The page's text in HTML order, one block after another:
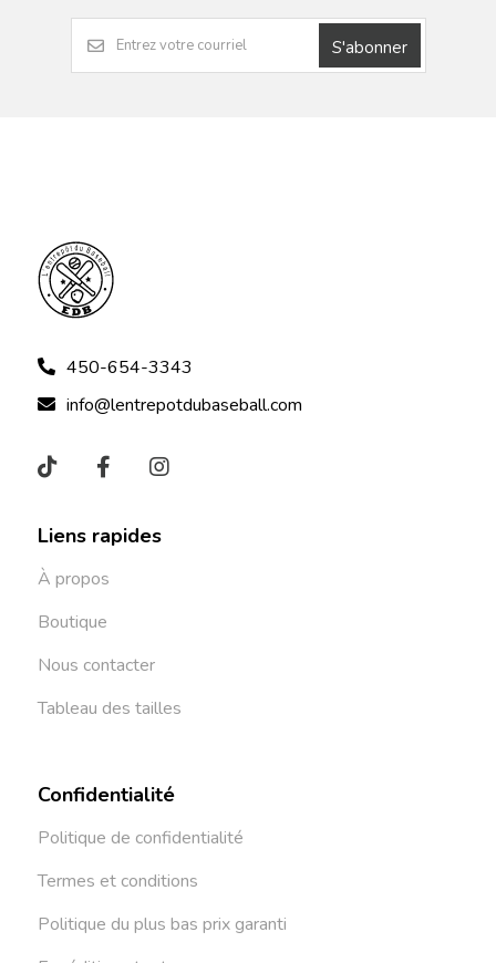
S'abonner
450-654-3343
info@lentrepotdubaseball.com
Liens rapides
À propos
Boutique
Nous contacter
Tableau des tailles
Confidentialité
Politique de confidentialité
Termes et conditions
Politique du plus bas prix garanti